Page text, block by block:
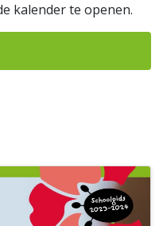
kalender te openen.